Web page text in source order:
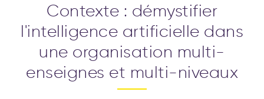
Contexte : démystifier
l'intelligence artificielle dans
une organisation multi-
enseignes et multi-niveaux